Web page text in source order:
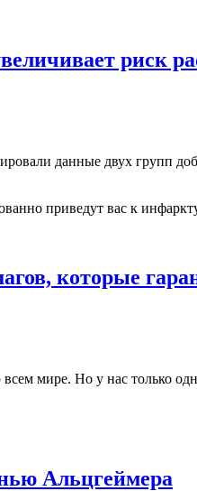
риск
данные двух групп
которые
мире. Но у нас только
Альцгеймера